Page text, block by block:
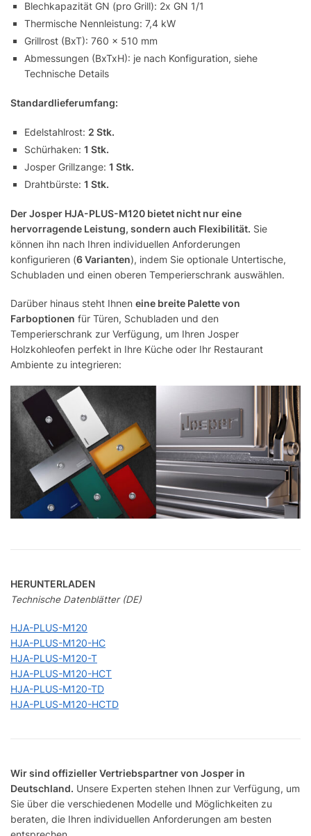
Blechkapazität GN (pro Grill): 2x GN 1/1
Thermische Nennleistung: 7,4 kW
Grillrost (BxT): 760 x 510 mm
Abmessungen (BxTxH): je nach Konfiguration, siehe
Technische Details
Standardlieferumfang:
Edelstahlrost: 2 Stk.
Schürhaken: 1 Stk.
Josper Grillzange: 1 Stk.
Drahtbürste: 1 Stk.
Der Josper HJA-PLUS-M120 bietet nicht nur eine
hervorragende Leistung, sondern auch Flexibilität. Sie
können ihn nach Ihren individuellen Anforderungen
konfigurieren (6 Varianten), indem Sie optionale Untertische,
Schubladen und einen oberen Temperierschrank auswählen.
Darüber hinaus steht Ihnen eine breite Palette von
Farboptionen für Türen, Schubladen und den
Temperierschrank zur Verfügung, um Ihren Josper
Holzkohleofen perfekt in Ihre Küche oder Ihr Restaurant
Ambiente zu integrieren:
HERUNTERLADEN
Technische Datenblätter (DE)
HJA-PLUS-M120
HJA-PLUS-M120-HC
HJA-PLUS-M120-T
HJA-PLUS-M120-HCT
HJA-PLUS-M120-TD
HJA-PLUS-M120-HCTD
Wir sind offizieller Vertriebspartner von Josper in
Deutschland. Unsere Experten stehen Ihnen zur Verfügung, um
Sie über die verschiedenen Modelle und Möglichkeiten zu
beraten, die Ihren individuellen Anforderungen am besten